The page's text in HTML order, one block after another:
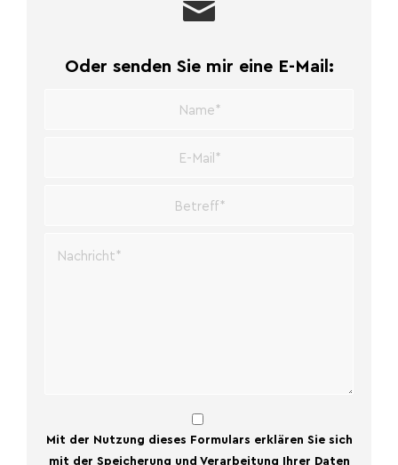
Oder senden Sie mir eine E-Mail:
Mit der Nutzung dieses Formulars erklären Sie sich
mit der Speicherung und Verarbeitung Ihrer Daten